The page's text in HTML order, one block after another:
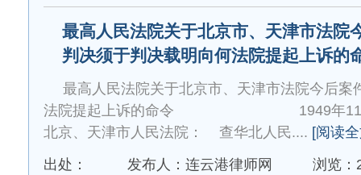
最高人民法院关于北京市、天津市法院
判决须于判决载明向何法院提起上诉的
最高人民法院关于北京市、天津市法院今后案
法院提起上诉的命令 1949年11月
北京、天津市人民法院： 查华北人民.... [阅读
出处：
发布人：连云港律师网 浏览：